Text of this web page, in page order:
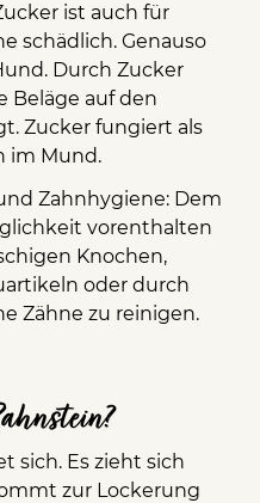
ist auch für
schädlich. Genauso
Durch Zucker
Beläge auf den
Zucker fungiert als
im Mund.
Zahnhygiene: Dem
vorenthalten
Knochen,
oder durch
Zähne zu reinigen.
sich. Es zieht sich
zur Lockerung